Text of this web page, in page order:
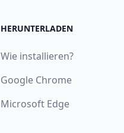
HERUNTERLADEN
Wie installieren?
Google Chrome
Microsoft Edge